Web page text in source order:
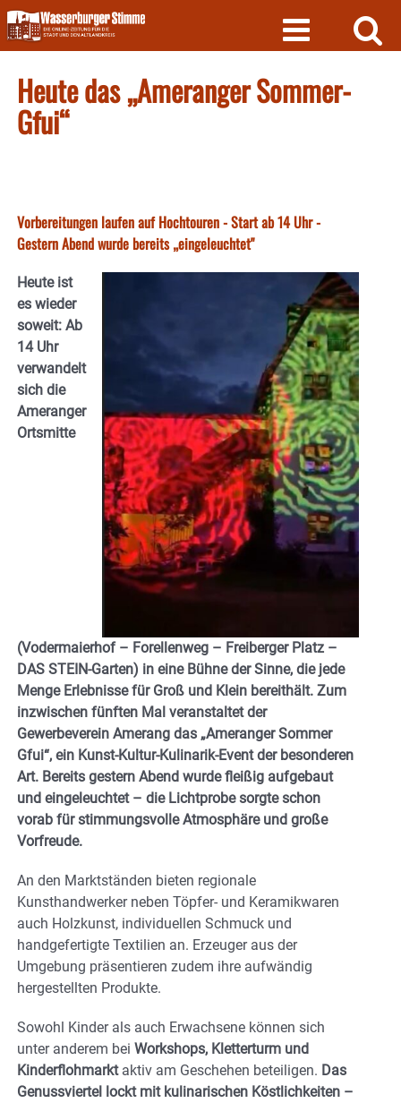
Skip
to
content
Heute das „Ameranger Sommer-
Gfui“
Vorbereitungen laufen auf Hochtouren - Start ab 14 Uhr -
Gestern Abend wurde bereits „eingeleuchtet"
Heute ist
es wieder
soweit: Ab
14 Uhr
verwandelt
sich die
Ameranger
Ortsmitte
(Vodermaierhof – Forellenweg – Freiberger Platz –
DAS STEIN-Garten) in eine Bühne der Sinne, die jede
Menge Erlebnisse für Groß und Klein bereithält. Zum
inzwischen fünften Mal veranstaltet der
Gewerbeverein Amerang das „Ameranger Sommer
Gfui“, ein Kunst-Kultur-Kulinarik-Event der besonderen
Art. Bereits gestern Abend wurde fleißig aufgebaut
und eingeleuchtet – die Lichtprobe sorgte schon
vorab für stimmungsvolle Atmosphäre und große
Vorfreude.
An den Marktständen bieten regionale
Kunsthandwerker neben Töpfer- und Keramikwaren
auch Holzkunst, individuellen Schmuck und
handgefertigte Textilien an. Erzeuger aus der
Umgebung präsentieren zudem ihre aufwändig
hergestellten Produkte.
Sowohl Kinder als auch Erwachsene können sich
unter anderem bei Workshops, Kletterturm und
Kinderflohmarktaktiv am Geschehen beteiligen. Das
Genussviertel lockt mit kulinarischen Köstlichkeiten –